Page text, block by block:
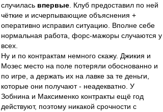
случилась впервые . Клуб предоставил по ней
чёткие и исчерпывающие объяснения +
оперативно исправил ситуацию. Вполне себе
нормальная работа, форс-мажоры случаются у
всех.
Ну и по контрактам немного скажу. Джикия и
Мозес место на поле потеряли обоснованно и
по игре, а держать их на лавке за те деньги,
которые они получают - неадекватно. У
Зобнина и Максименко контракты ещё год
действуют, поэтому никакой срочности с